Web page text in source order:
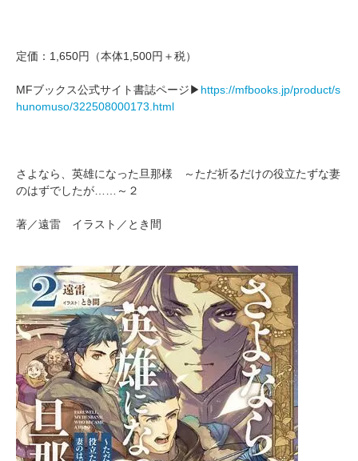
定価：1,650円（本体1,500円＋税）
MFブックス公式サイト書誌ページ▶ https://mfbooks.jp/product/s
hunomuso/322508000173.html
さよなら、英雄になった旦那様 ～ただ祈るだけの役立たずな妻
のはずでしたが……～２
著／遠雷 イラスト／とき間